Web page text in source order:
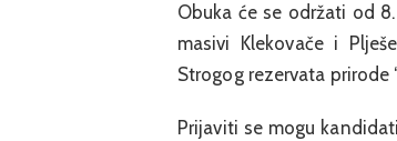
Obuka će se održati od
masivi Klekovače i
Strogog rezervata prirode
Prijaviti se mogu